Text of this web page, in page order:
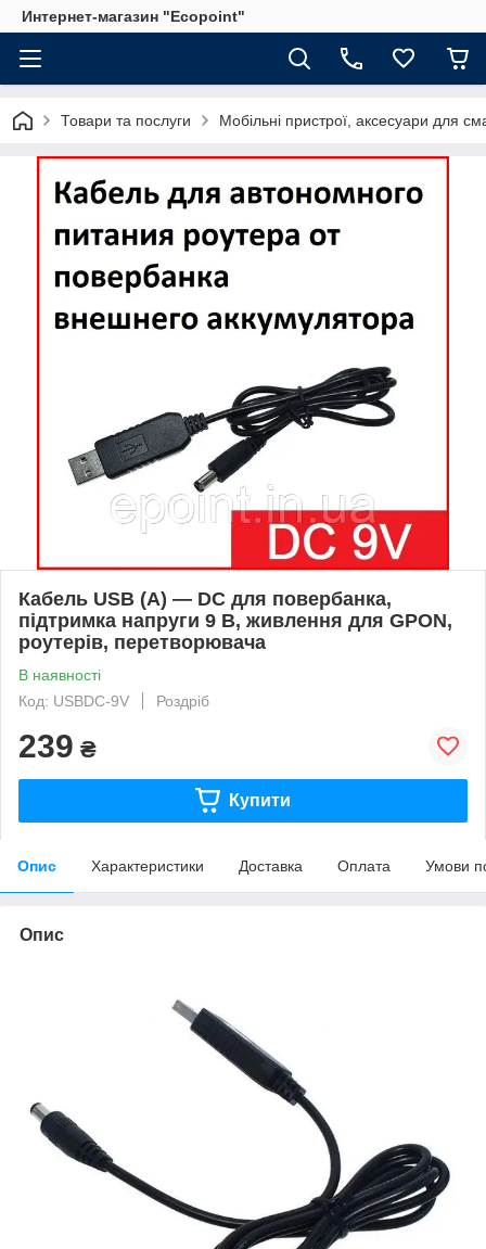
Интернет-магазин "Ecopoint"
Товари та послуги Мобільні пристрої, аксесуари для
Кабель USB (A) — DC для повербанка,
підтримка напруги 9 В, живлення для GPON,
роутерів, перетворювача
В наявності
Код: USBDC-9V
Роздріб
239 ₴
Купити
Опис Характеристики Доставка Оплата Умови
Опис